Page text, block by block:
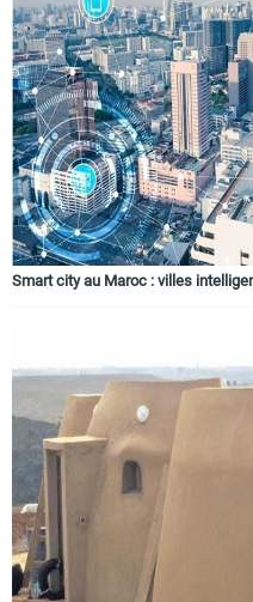
Contact
Smart city au Maroc : villes